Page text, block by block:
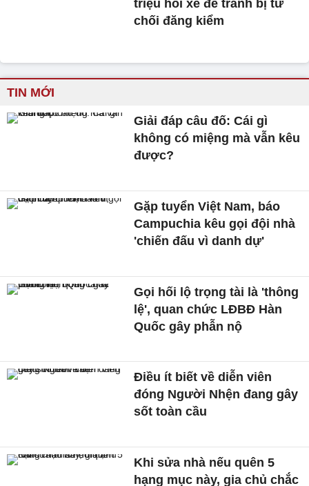
triệu hồi xe để tránh bị từ
chối đăng kiểm
TIN MỚI
Giải đáp câu đố: Cái gì
không có miệng mà vẫn kêu
được?
Gặp tuyển Việt Nam, báo
Campuchia kêu gọi đội nhà
'chiến đấu vì danh dự'
Gọi hối lộ trọng tài là 'thông
lệ', quan chức LĐBĐ Hàn
Quốc gây phẫn nộ
Điều ít biết về diễn viên
đóng Người Nhện đang gây
sốt toàn cầu
Khi sửa nhà nếu quên 5
hạng mục này, gia chủ chắc